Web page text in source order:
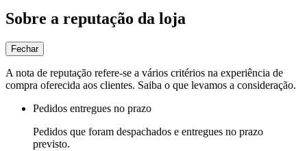
Sobre a reputação da loja
Fechar
A nota de reputação refere-se a vários critérios na experiência de
compra oferecida aos clientes. Saiba o que levamos a consideração.
Pedidos entregues no prazo
Pedidos que foram despachados e entregues no prazo
previsto.